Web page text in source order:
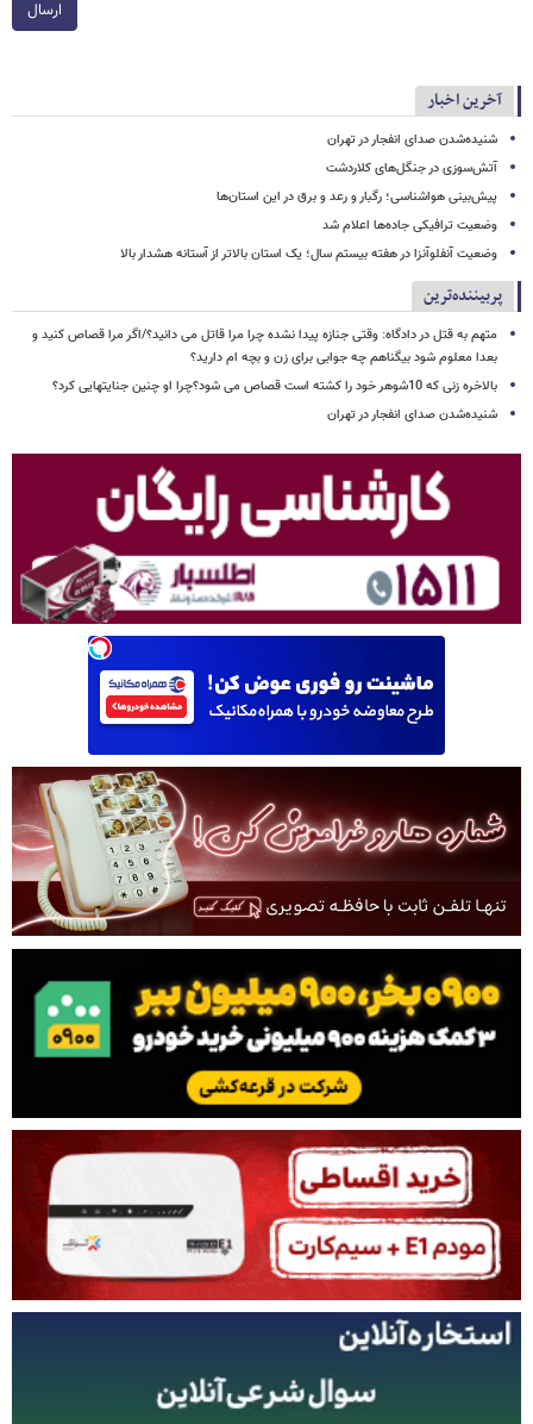
ارسال
آخرین اخبار
شنیده‌شدن صدای انفجار در تهران
آتش‌سوزی در جنگل‌های کلاردشت
پیش‌بینی هواشناسی؛ رگبار و رعد و برق در این استان‌ها
وضعیت ترافیکی جاده‌ها اعلام شد
وضعیت آنفلوآنزا در هفته بیستم سال؛ یک استان بالاتر از آستانه هشدار بالا
پربیننده‌ترین
متهم به قتل در دادگاه: وقتی جنازه پیدا نشده چرا مرا قاتل می دانید؟/اگر مرا قصاص کنید و
بعدا معلوم شود بیگناهم چه جوابی برای زن و بچه ام دارید؟
بالاخره زنی که 10شوهر خود را کشته است قصاص می شود؟چرا او چنین جنایتهایی کرد؟
شنیده‌شدن صدای انفجار در تهران